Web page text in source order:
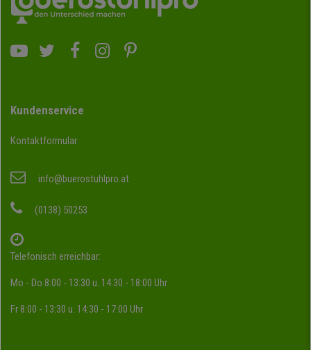
Kundenservice
Kontaktformular
info@buerostuhlpro.at
(0138) 50253
Telefonisch erreichbar:
Mo - Do 8:00 - 13:30 u. 14:30 - 18:00 Uhr
Fr 8:00 - 13:30 u. 14:30 - 17:00 Uhr